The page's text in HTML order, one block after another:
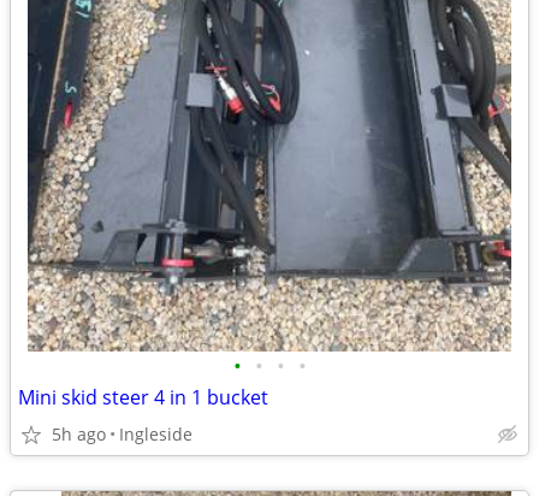
• • • •
Mini skid steer 4 in 1 bucket
5h ago Ingleside